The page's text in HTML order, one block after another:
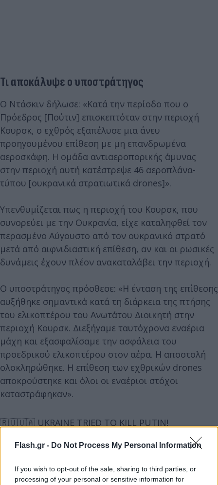
Flash.gr - Do Not Process My Personal Information
If you wish to opt-out of the sale, sharing to third parties, or
processing of your personal or sensitive information for
Τι αποκάλυψε ο υποστράτηγος
Ο Ντάσκιν δήλωσε: «Κατά την περίοδο που ο
Πρόεδρος [Πούτιν] επισκεπτόταν στην περιοχή
Κουρσκ, ο εχθρός εξαπέλυσε μια άνευ
προηγουμένου επίθεση με μη επανδρωμένα
αεροσκάφη. Η ομάδα αντιαεροπορικής άμυνας
στην περιοχή αυτή κατέστρεψε 46 αεροπλάνα-
τύπου [ουκρανικά στρατιωτικά drones]».
Υπενθυμίζεται πως η περιοχή του Κουρσκ, που
συνορεύει με την Ουκρανία, είχε καταληφθεί τον
περασμένο Αύγουστο από τον ουκρανικό στρατό
μετά από αιφνιδιαστική επίθεση, αν και οι ρωσικές
δυνάμεις έχουν πλέον ανακαταλάβει την περιοχή.
Ο υποστράτηγος πρόσθεσε: «Η ένταση της επίθεσης
αυξήθηκε σημαντικά κατά τη διάρκεια της πτήσης
του ελικοπτέρου του Ανωτάτου Διοικητή στην
περιοχή Κουρσκ. Διεξήγαμε ταυτόχρονα εναέρια
μάχη και εξασφαλίσαμε την ασφάλεια του
προεδρικού ελικοπτέρου στον αέρα. Η αποστολή
ολοκληρώθηκε. Η επίθεση των εχθρικών drones
αποκρούστηκε και όλοι οι εναέριοι στόχοι
καταστράφηκαν».
🇷🇺🇺🇦 UKRAINE TRIED TO KILL PUTIN!
Vladimir Putin's helicopter was attacked by